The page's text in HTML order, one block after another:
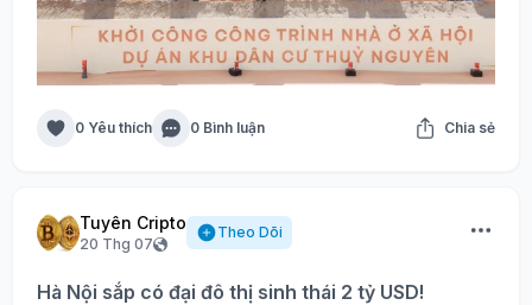
0 Yêu thích 0 Bình luận Chia sẻ
Tuyên Cripto
20 Thg 07
Theo Dõi
Hà Nội sắp có đại đô thị sinh thái 2 tỷ USD!